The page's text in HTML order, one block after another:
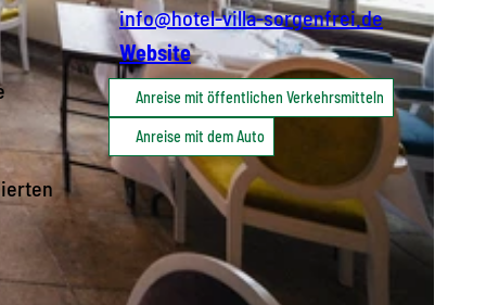
info@hotel-villa-sorgenfrei.de
Website
Anreise mit öffentlichen Verkehrsmitteln
Anreise mit dem Auto